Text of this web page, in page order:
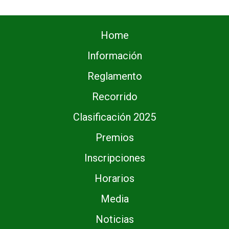
Home
Información
Reglamento
Recorrido
Clasificación 2025
Premios
Inscripciones
Horarios
Media
Noticias